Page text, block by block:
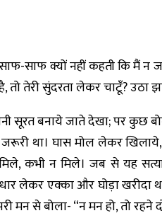
साफ क्यों नहीं कहती कि मैं न
है, तो तेरी सुंदरता लेकर चाटूँ? उठा
सूरत बनाये जाते देखा; पर
था। घास मोल लेकर
कभी न मिले। जब से यह
लेकर एक्का और घोड़ा खरीदा
से बोला- “न मन हो, तो रहने